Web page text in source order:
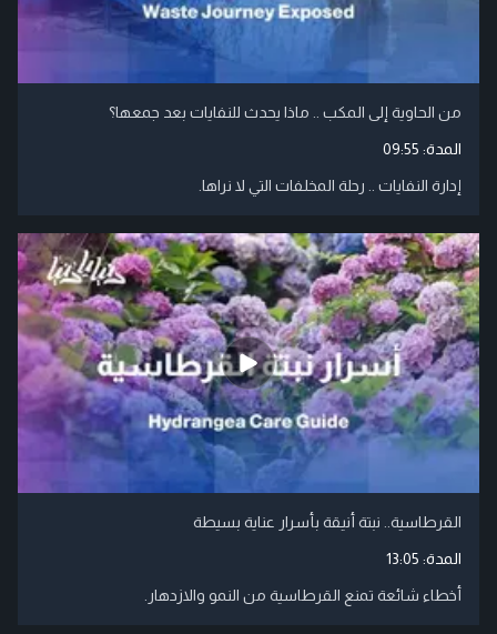
من الحاوية إلى المكب .. ماذا يحدث للنفايات بعد جمعها؟
المدة: 09:55
إدارة النفايات .. رحلة المخلفات التي لا نراها.
القرطاسية.. نبتة أنيقة بأسرار عناية بسيطة
المدة: 13:05
أخطاء شائعة تمنع القرطاسية من النمو والازدهار.